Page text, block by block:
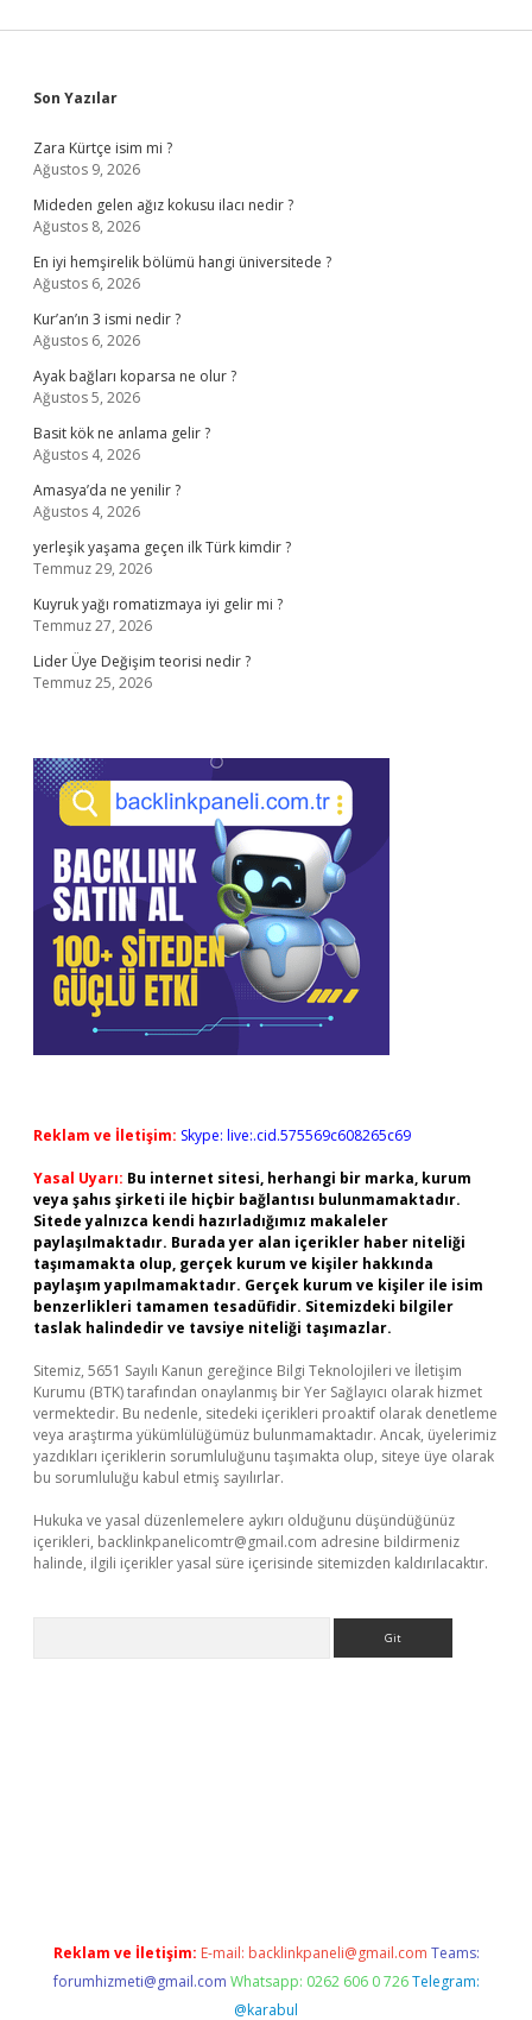
Sidebar
Son Yazılar
Zara Kürtçe isim mi ?
Ağustos 9, 2026
Mideden gelen ağız kokusu ilacı nedir ?
Ağustos 8, 2026
En iyi hemşirelik bölümü hangi üniversitede ?
Ağustos 6, 2026
Kur’an’ın 3 ismi nedir ?
Ağustos 6, 2026
Ayak bağları koparsa ne olur ?
Ağustos 5, 2026
Basit kök ne anlama gelir ?
Ağustos 4, 2026
Amasya’da ne yenilir ?
Ağustos 4, 2026
yerleşik yaşama geçen ilk Türk kimdir ?
Temmuz 29, 2026
Kuyruk yağı romatizmaya iyi gelir mi ?
Temmuz 27, 2026
Lider Üye Değişim teorisi nedir ?
Temmuz 25, 2026
Reklam ve İletişim: Skype: live:.cid.575569c608265c69
Yasal Uyarı: Bu internet sitesi, herhangi bir marka, kurum
veya şahıs şirketi ile hiçbir bağlantısı bulunmamaktadır.
Sitede yalnızca kendi hazırladığımız makaleler
paylaşılmaktadır. Burada yer alan içerikler haber niteliği
taşımamakta olup, gerçek kurum ve kişiler hakkında
paylaşım yapılmamaktadır. Gerçek kurum ve kişiler ile isim
benzerlikleri tamamen tesadüfidir. Sitemizdeki bilgiler
taslak halindedir ve tavsiye niteliği taşımazlar.
Sitemiz, 5651 Sayılı Kanun gereğince Bilgi Teknolojileri ve İletişim
Kurumu (BTK) tarafından onaylanmış bir Yer Sağlayıcı olarak hizmet
vermektedir. Bu nedenle, sitedeki içerikleri proaktif olarak denetleme
veya araştırma yükümlülüğümüz bulunmamaktadır. Ancak, üyelerimiz
yazdıkları içeriklerin sorumluluğunu taşımakta olup, siteye üye olarak
bu sorumluluğu kabul etmiş sayılırlar.
Hukuka ve yasal düzenlemelere aykırı olduğunu düşündüğünüz
içerikleri, backlinkpanelicomtr@gmail.com adresine bildirmeniz
halinde, ilgili içerikler yasal süre içerisinde sitemizden kaldırılacaktır.
Reklam ve İletişim: E-mail: backlinkpaneli@gmail.com Teams:
forumhizmeti@gmail.com Whatsapp: 0262 606 0 726 Telegram:
@karabul